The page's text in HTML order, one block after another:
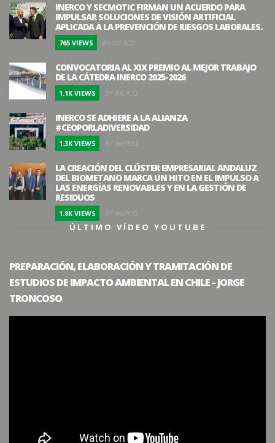
INERCO Y SECMOTIC FIRMAN UN ACUERDO PARA
IMPULSAR SOLUCIONES DE VISIÓN ARTIFICIAL
APLICADA A LA PREVENCIÓN DE RIESGOS LABORALES.
765 VIEWS BY INERCO
CONVOCATORIA AL XIX PREMIO AL MEJOR TRABAJO
DE LA CÁTEDRA INERCO 2025-2026
1.1K VIEWS BY INERCO
INERCO SE ADHIERE A LA ALIANZA
#CEOPORLADIVERSIDAD
1.3K VIEWS BY INERCO
LA CREACIÓN DEL CLÚSTER EMPRESARIAL ANDALUZ
DEL BIOMETANO MARCA UN HITO EN EL IMPULSO A
LAS ENERGÍAS RENOVABLES Y EN LA GESTIÓN DE
RESIDUOS
1.8K VIEWS BY INERCO
ÚLTIMO VÍDEO YOUTUBE
PREPARACIÓN, ELABORACIÓN Y TRAMITACIÓN DE
ESTUDIOS DE IMPACTO AMBIENTAL EN CHILE - JORGE
TRONCOSO